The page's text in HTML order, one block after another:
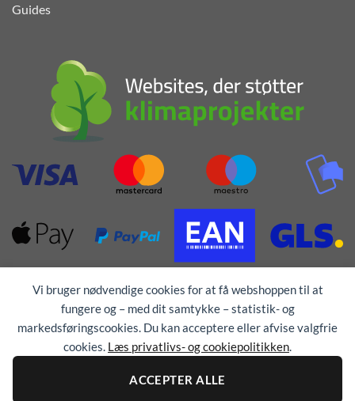
Vi bruger nødvendige cookies for at få webshoppen til at
fungere og – med dit samtykke – statistik- og
markedsføringscookies. Du kan acceptere eller afvise valgfrie
cookies. Læs privatlivs- og cookiepolitikken.
ACCEPTER ALLE
Guides
Alle rettigheder forbeholdes © 1976 - 2026TEX-